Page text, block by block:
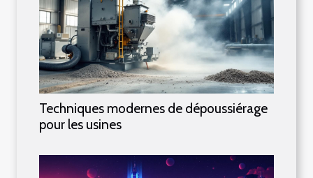
Techniques modernes de dépoussiérage
pour les usines